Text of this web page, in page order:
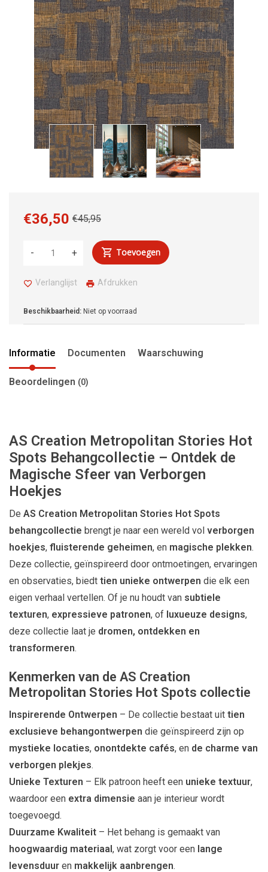
€45,95
€36,50
+
- Toevoegen
Verlanglijst Afdrukken
Beschikbaarheid: Niet op voorraad
Informatie Documenten Waarschuwing
Beoordelingen (0)
AS Creation Metropolitan Stories Hot
Spots Behangcollectie – Ontdek de
Magische Sfeer van Verborgen
Hoekjes
De AS Creation Metropolitan Stories Hot Spots
behangcollectie brengt je naar een wereld vol verborgen
hoekjes, fluisterende geheimen, en magische plekken.
Deze collectie, geïnspireerd door ontmoetingen, ervaringen
en observaties, biedt tien unieke ontwerpen die elk een
eigen verhaal vertellen. Of je nu houdt van subtiele
texturen, expressieve patronen, of luxueuze designs,
deze collectie laat je dromen, ontdekken en
transformeren.
Kenmerken van de AS Creation
Metropolitan Stories Hot Spots collectie
Inspirerende Ontwerpen – De collectie bestaat uit tien
exclusieve behangontwerpen die geïnspireerd zijn op
mystieke locaties, onontdekte cafés, en de charme van
verborgen plekjes.
Unieke Texturen – Elk patroon heeft een unieke textuur,
waardoor een extra dimensie aan je interieur wordt
toegevoegd.
Duurzame Kwaliteit – Het behang is gemaakt van
hoogwaardig materiaal, wat zorgt voor een lange
levensduur en makkelijk aanbrengen.